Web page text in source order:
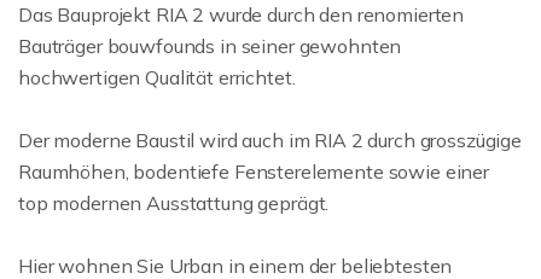
Das Bauprojekt RIA 2 wurde durch den renomierten
Bauträger bouwfounds in seiner gewohnten
hochwertigen Qualität errichtet.
Der moderne Baustil wird auch im RIA 2 durch grosszügige
Raumhöhen, bodentiefe Fensterelemente sowie einer
top modernen Ausstattung geprägt.
Hier wohnen Sie Urban in einem der beliebtesten